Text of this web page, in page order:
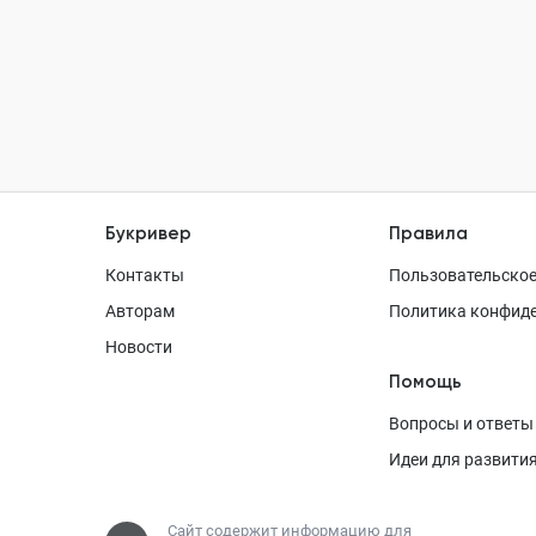
Букривер
Контакты
Авторам
Новости
Правила
Политика
Помощь
Вопросы и ответы
Идеи для
Сайт содержит информацию для